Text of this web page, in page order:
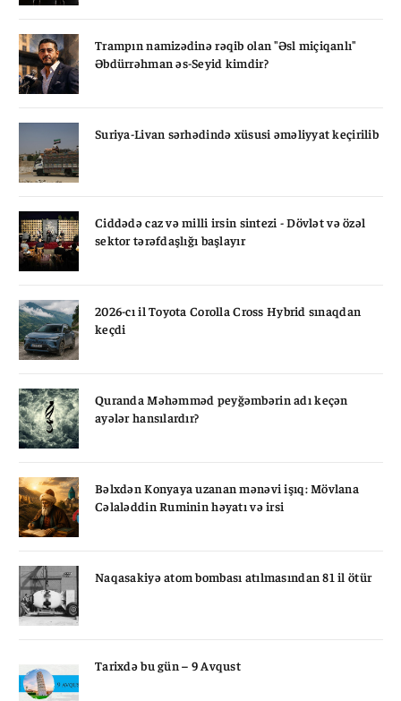
Trampın namizədinə rəqib olan "Əsl miçiqanlı"
Əbdürrəhman əs-Seyid kimdir?
Suriya-Livan sərhədində xüsusi əməliyyat keçirilib
Ciddədə caz və milli irsin sintezi - Dövlət və özəl
sektor tərəfdaşlığı başlayır
2026-cı il Toyota Corolla Cross Hybrid sınaqdan
keçdi
Quranda Məhəmməd peyğəmbərin adı keçən
ayələr hansılardır?
Bəlxdən Konyaya uzanan mənəvi işıq: Mövlana
Cəlaləddin Ruminin həyatı və irsi
Naqasakiyə atom bombası atılmasından 81 il ötür
Tarixdə bu gün – 9 Avqust